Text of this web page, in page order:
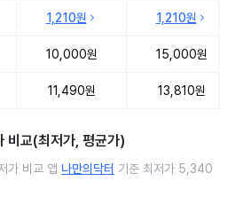
1,210원 1,210원
10,000원 15,000원
11,490원 13,810원
비교(최저가, 평균가)
가 비교 앱 나만의닥터 기준 최저가 5,340